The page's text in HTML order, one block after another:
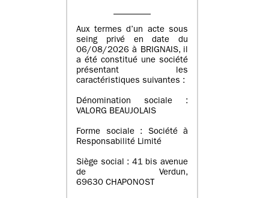
Aux termes d’un acte sous
seing privé en date du
06/08/2026 à BRIGNAIS, il
a été constitué une société
présentant les
caractéristiques suivantes :
Dénomination sociale :
VALORG BEAUJOLAIS
Forme sociale : Société à
Responsabilité Limité
Siège social : 41 bis avenue
de Verdun,
69630 CHAPONOST